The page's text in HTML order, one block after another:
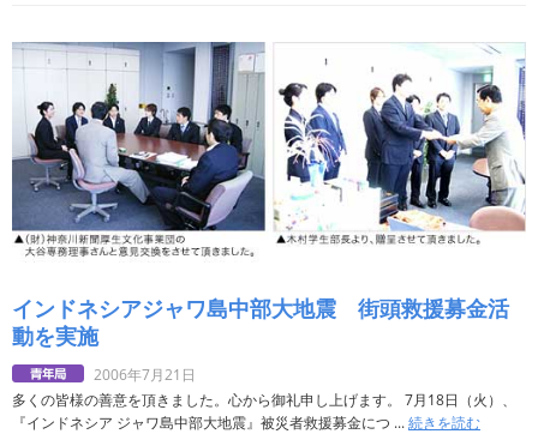
インドネシアジャワ島中部大地震 街頭救援募金活
動を実施
2006年7月21日
多くの皆様の善意を頂きました。心から御礼申し上げます。 7月18日（火）、
『インドネシア ジャワ島中部大地震』被災者救援募金につ ...続きを読む